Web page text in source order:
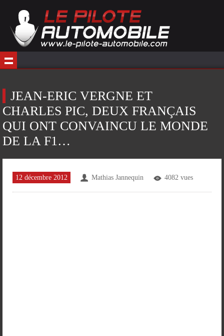
JEAN-ERIC VERGNE ET
CHARLES PIC, DEUX FRANÇAIS
QUI ONT CONVAINCU LE MONDE
DE LA F1…
12 décembre 2012 Mathias Jannequin 4082 vues